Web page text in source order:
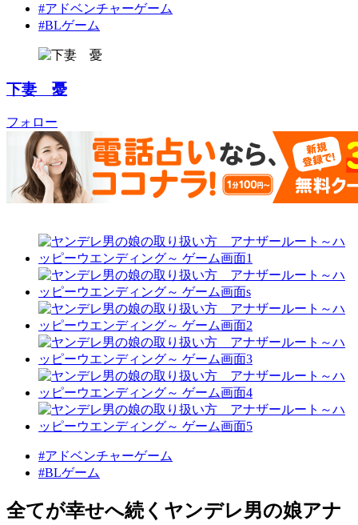
#アドベンチャーゲーム
#BLゲーム
下妻 憂
フォロー
#アドベンチャーゲーム
#BLゲーム
全てが幸せへ続くヤンデレ男の娘アナ